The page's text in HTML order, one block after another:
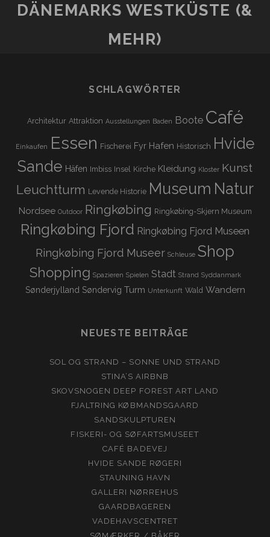
DÄNEMARKS WESTKÜSTE (&
MEHR)
SCHLAGWÖRTER
Architektur Attraktion Ausstellungen Baden Boote Café
Einkaufen Essen Fischerei Fyr Hafen Historisch Hvide
Sande Häfen Imbiss Insel Kirche Kleidung Kloster Kunst
Leuchtturm Levende Historie Museum Natur
Nordsee Outdoor Ringkøbing Ringkøbing-Skjern Museum
Ringkøbing Fjord Ringkøbing Fjord Museen
Ringkøbing Fjord Museer Schleuse Shop
Shopping Spazieren Spielen Stadt Strand Syddanmark
Sønderjylland Søndervig Turm Unterkunft Wald Wandern
NEUESTE BEITRÄGE
SOL OG STRAND – SONNE UND STRAND
STINA’S AIRBNB
SKOVSNOGEN DEEP FOREST ART LAND
FJALTRING KØBMANDSGAARD
SANDSKULPTUREN
FISKERI- OG SØFARTSMUSEET
CAFÉ BADEVEJ
HVIDE SANDE RØGERI
STAUNING HAVN
GALLERI NØRREHUS
GAARDBAGEREN
VADEHAVSCENTRET